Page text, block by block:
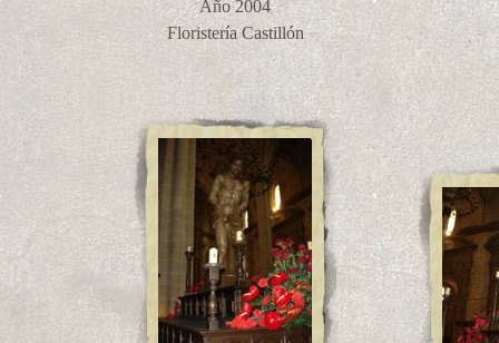
Año 2004
Floristería Castillón